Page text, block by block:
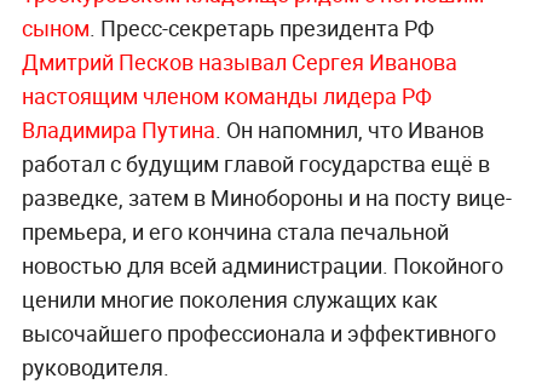
сыном. Пресс-секретарь президента РФ
Дмитрий Песков называл Сергея Иванова
настоящим членом команды лидера РФ
Владимира Путина. Он напомнил, что Иванов
работал с будущим главой государства ещё в
разведке, затем в Минобороны и на посту вице-
премьера, и его кончина стала печальной
новостью для всей администрации. Покойного
ценили многие поколения служащих как
высочайшего профессионала и эффективного
руководителя.